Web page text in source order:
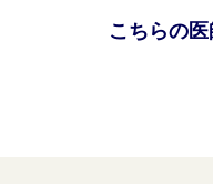
こちらの